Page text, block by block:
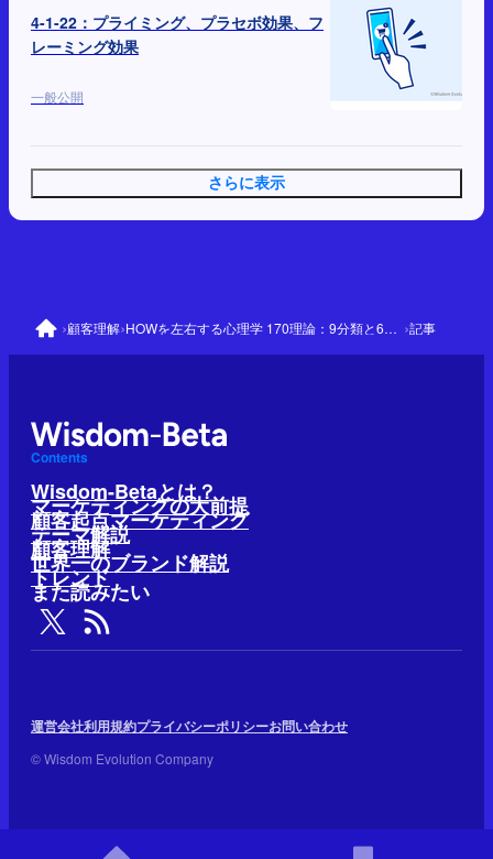
4-1-22：プライミング、プラセボ効果、フ
レーミング効果
一般公開
さらに表示
›顧客理解› HOWを左右する心理学 170理論：9分類と64の優先理論 ›記事
Contents
Wisdom-Betaとは？
マーケティングの大前提
顧客起点マーケティング
テーマ解説
顧客理解
世界一のブランド解説
トレンド
また読みたい
運営会社利用規約プライバシーポリシーお問い合わせ
© Wisdom Evolution Company